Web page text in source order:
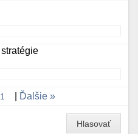
1 Ďalšie
Hlasovať